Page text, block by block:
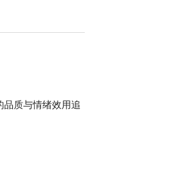
品质与情绪效用追